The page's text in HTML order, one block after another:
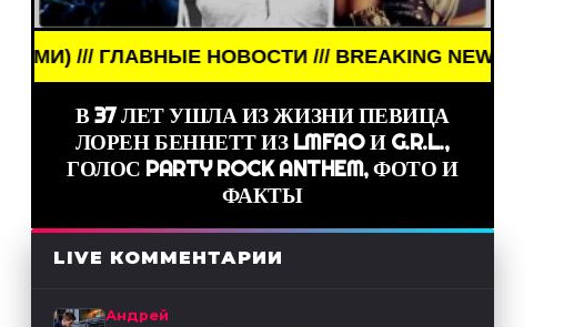
BREAKING NEWS /// НОВОСТИ (СМИ) /// ГЛАВНЫЕ
В 37 ЛЕТ УШЛА ИЗ ЖИЗНИ ПЕВИЦА
ЛОРЕН БЕННЕТТ ИЗ LMFAO И G.R.L.,
ГОЛОС PARTY ROCK ANTHEM, ФОТО И
ФАКТЫ
LIVE КОММЕНТАРИИ
Андрей